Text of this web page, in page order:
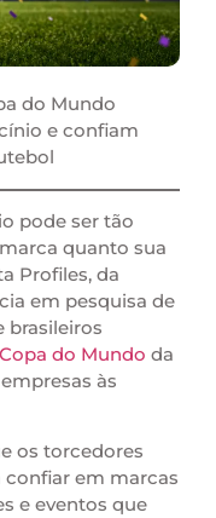
do Mundo
e confiam
pode ser tão
quanto sua
Profiles, da
em pesquisa de
brasileiros
Copa do Mundo da
às
os torcedores
em marcas
e eventos que